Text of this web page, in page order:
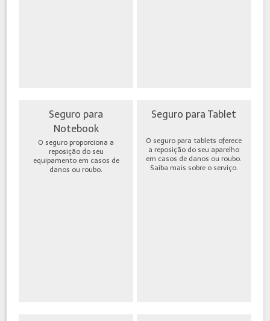
Seguro para
Notebook
O seguro proporciona a
reposição do seu
equipamento em casos de
danos ou roubo.
Seguro para Tablet
O seguro para tablets oferece
a reposição do seu aparelho
em casos de danos ou roubo.
Saiba mais sobre o serviço.